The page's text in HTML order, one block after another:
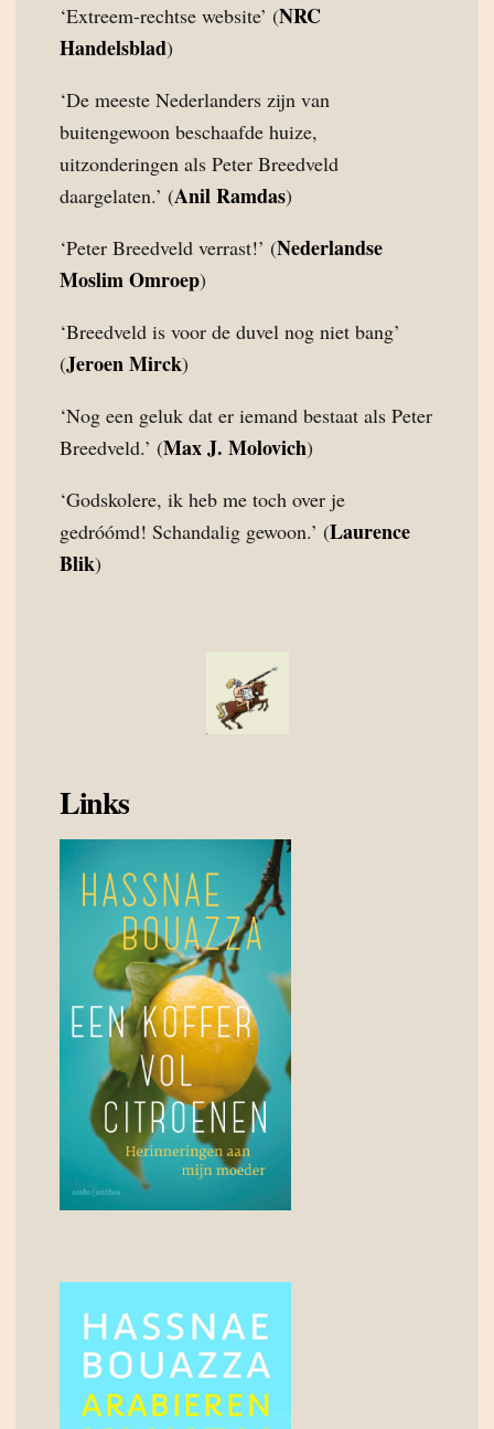
‘Extreem-rechtse website’ (NRC
Handelsblad)
‘De meeste Nederlanders zijn van
buitengewoon beschaafde huize,
uitzonderingen als Peter Breedveld
daargelaten.’ (Anil Ramdas)
‘Peter Breedveld verrast!’ (Nederlandse
Moslim Omroep)
‘Breedveld is voor de duvel nog niet bang’
(Jeroen Mirck)
‘Nog een geluk dat er iemand bestaat als Peter
Breedveld.’ (Max J. Molovich)
‘Godskolere, ik heb me toch over je
gedróómd! Schandalig gewoon.’ (Laurence
Blik)
Links